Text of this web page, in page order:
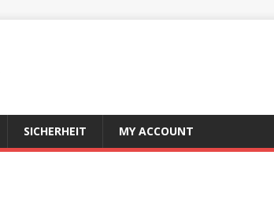
SICHERHEIT MY ACCOUNT